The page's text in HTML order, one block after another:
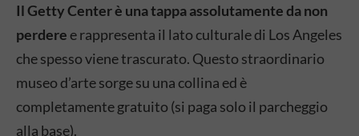
Il Getty Center è una tappa assolutamente da non
perdere e rappresenta il lato culturale di Los Angeles
che spesso viene trascurato. Questo straordinario
museo d’arte sorge su una collina ed è
completamente gratuito (si paga solo il parcheggio
alla base).